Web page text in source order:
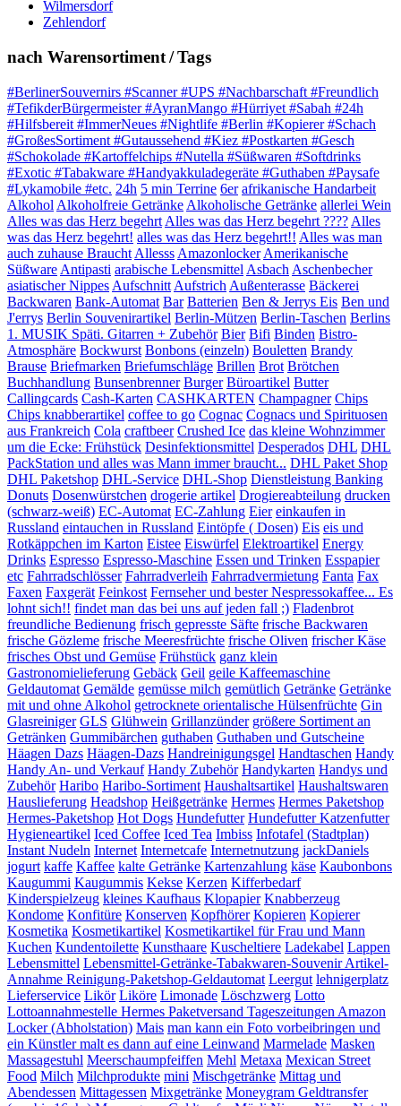
Wilmersdorf
Zehlendorf
nach Warensortiment / Tags
#BerlinerSouvernirs #Scanner #UPS #Nachbarschaft #Freundlich
#TefikderBürgermeister #AyranMango #Hürriyet #Sabah #24h
#Hilfsbereit #ImmerNeues #Nightlife #Berlin #Kopierer #Schach
#GroßesSortiment #Gutaussehend #Kiez #Postkarten #Gesch
#Schokolade #Kartoffelchips #Nutella #Süßwaren #Softdrinks
#Exotic #Tabakware #Handyakkuladegeräte #Guthaben #Paysafe
#Lykamobile #etc. 24h 5 min Terrine 6er afrikanische Handarbeit
Alkohol Alkoholfreie Getränke Alkoholische Getränke allerlei Wein
Alles was das Herz begehrt Alles was das Herz begehrt ???? Alles
was das Herz begehrt! alles was das Herz begehrt!! Alles was man
auch zuhause Braucht Allesss Amazonlocker Amerikanische
Süßware Antipasti arabische Lebensmittel Asbach Aschenbecher
asiatischer Nippes Aufschnitt Aufstrich Außenterasse Bäckerei
Backwaren Bank-Automat Bar Batterien Ben & Jerrys Eis Ben und
J'errys Berlin Souvenirartikel Berlin-Mützen Berlin-Taschen Berlins
1. MUSIK Späti. Gitarren + Zubehör Bier Bifi Binden Bistro-
Atmosphäre Bockwurst Bonbons (einzeln) Bouletten Brandy
Brause Briefmarken Briefumschläge Brillen Brot Brötchen
Buchhandlung Bunsenbrenner Burger Büroartikel Butter
Callingcards Cash-Karten CASHKARTEN Champagner Chips
Chips knabberartikel coffee to go Cognac Cognacs und Spirituosen
aus Frankreich Cola craftbeer Crushed Ice das kleine Wohnzimmer
um die Ecke: Frühstück Desinfektionsmittel Desperados DHL DHL
PackStation und alles was Mann immer braucht... DHL Paket Shop
DHL Paketshop DHL-Service DHL-Shop Dienstleistung Banking
Donuts Dosenwürstchen drogerie artikel Drogiereabteilung drucken
(schwarz-weiß) EC-Automat EC-Zahlung Eier einkaufen in
Russland eintauchen in Russland Eintöpfe ( Dosen) Eis eis und
Rotkäppchen im Karton Eistee Eiswürfel Elektroartikel Energy
Drinks Espresso Espresso-Maschine Essen und Trinken Esspapier
etc Fahrradschlösser Fahrradverleih Fahrradvermietung Fanta Fax
Faxen Faxgerät Feinkost Fernseher und bester Nespressokaffee... Es
lohnt sich!! findet man das bei uns auf jeden fall ;) Fladenbrot
freundliche Bedienung frisch gepresste Säfte frische Backwaren
frische Gözleme frische Meeresfrüchte frische Oliven frischer Käse
frisches Obst und Gemüse Frühstück ganz klein
Gastronomielieferung Gebäck Geil geile Kaffeemaschine
Geldautomat Gemälde gemüsse milch gemütlich Getränke Getränke
mit und ohne Alkohol getrocknete orientalische Hülsenfrüchte Gin
Glasreiniger GLS Glühwein Grillanzünder größere Sortiment an
Getränken Gummibärchen guthaben Guthaben und Gutscheine
Häagen Dazs Häagen-Dazs Handreinigungsgel Handtaschen Handy
Handy An- und Verkauf Handy Zubehör Handykarten Handys und
Zubehör Haribo Haribo-Sortiment Haushaltsartikel Haushaltswaren
Hauslieferung Headshop Heißgetränke Hermes Hermes Paketshop
Hermes-Paketshop Hot Dogs Hundefutter Hundefutter Katzenfutter
Hygieneartikel Iced Coffee Iced Tea Imbiss Infotafel (Stadtplan)
Instant Nudeln Internet Internetcafe Internetnutzung jackDaniels
jogurt kaffe Kaffee kalte Getränke Kartenzahlung käse Kaubonbons
Kaugummi Kaugummis Kekse Kerzen Kifferbedarf
Kinderspielzeug kleines Kaufhaus Klopapier Knabberzeug
Kondome Konfitüre Konserven Kopfhörer Kopieren Kopierer
Kosmetika Kosmetikartikel Kosmetikartikel für Frau und Mann
Kuchen Kundentoilette Kunsthaare Kuscheltiere Ladekabel Lappen
Lebensmittel Lebensmittel-Getränke-Tabakwaren-Souvenir Artikel-
Annahme Reinigung-Paketshop-Geldautomat Leergut lehnigerplatz
Lieferservice Likör Liköre Limonade Löschzwerg Lotto
Lottoannahmestelle Hermes Paketversand Tageszeitungen Amazon
Locker (Abholstation) Mais man kann ein Foto vorbeibringen und
ein Künstler malt es dann auf eine Leinwand Marmelade Masken
Massagestuhl Meerschaumpfeiffen Mehl Metaxa Mexican Street
Food Milch Milchprodukte mini Mischgetränke Mittag und
Abendessen Mittagessen Mixgetränke Moneygram Geldtransfer